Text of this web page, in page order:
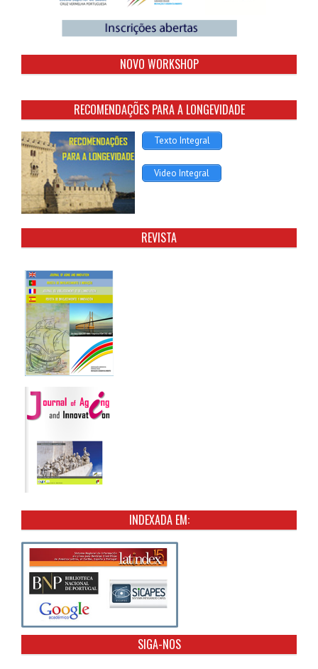
NOVO WORKSHOP
RECOMENDAÇÕES PARA A LONGEVIDADE
Texto Integral
Video Integral
REVISTA
INDEXADA EM:
SIGA-NOS